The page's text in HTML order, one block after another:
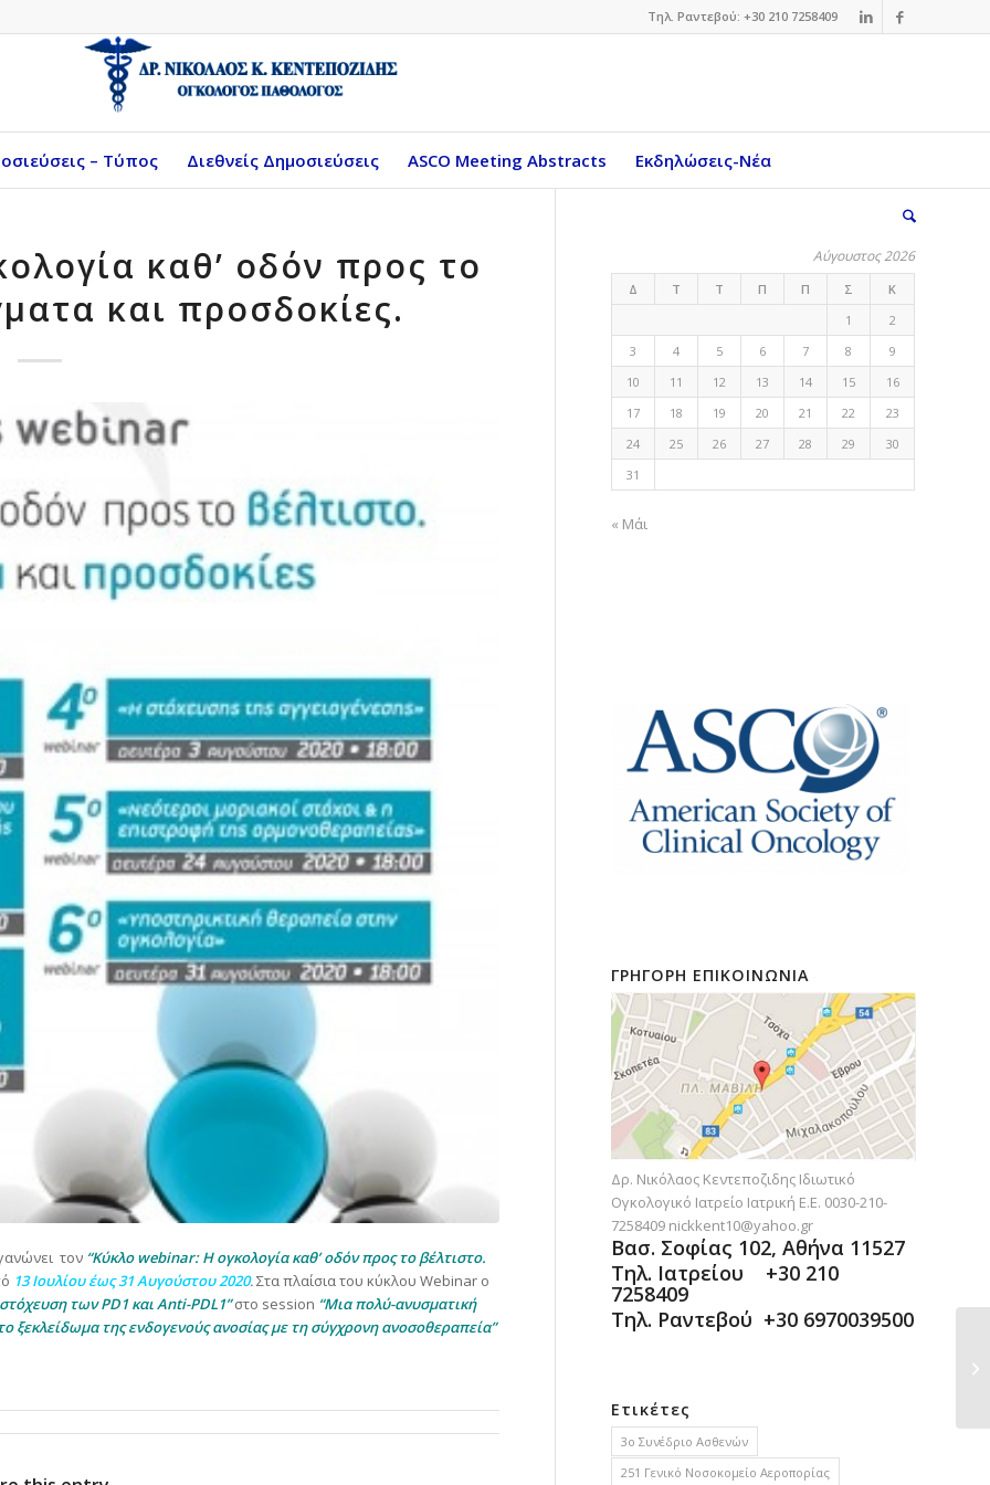
Τηλ. Ραντεβού: +30 210 7258409
– Τύπος Διεθνείς Δημοσιεύσεις ASCO Meeting Abstracts Εκδηλώσεις-Νέα
καθ’ οδόν προς το
και προσδοκίες.
τον “Κύκλο webinar: Η ογκολογία καθ’ οδόν προς το βέλτιστο.
13 Ιουλίου έως 31 Αυγούστου 2020.Στα πλαίσια του κύκλου Webinar ο
των PD1 και Anti-PDL1” στο session “Mια πολύ-ανυσματική
ξεκλείδωμα της ενδογενούς ανοσίας με τη σύγχρονη ανοσοθεραπεία”
Αύγουστος 2026
Δ Τ Τ Π Π Σ
Κ
1
2
3
4 5 6 7 8
9
10
11 12 13 14 15
16
17
18 19 20 21 22
23
24
25 26 27 28 29
30
31
« Μάι
ΓΡΗΓΟΡΗ ΕΠΙΚΟΙΝΩΝΙΑ
Δρ. Νικόλαος Κεντεποζιδης Ιδιωτικό
Ογκολογικό Ιατρείο Ιατρική Ε.Ε. 0030-210-
7258409 nickkent10@yahoo.gr
Βασ. Σοφίας 102, Αθήνα 11527
Τηλ. Ιατρείου +30 210
7258409
Τηλ. Ραντεβού +30 6970039500
Ετικέτες
3ο Συνέδριο Ασθενών
251 Γενικό Νοσοκομείο Αεροπορίας